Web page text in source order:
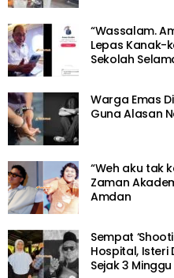
“Wassalam.
Lepas Kanak-
Sekolah
Warga Emas
Guna Alasan
“Weh aku tak
Zaman
Amdan
Sempat
Hospital, Isteri
Sejak 3 Minggu